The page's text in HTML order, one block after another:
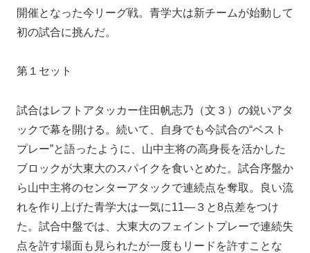
開催となった今リーグ戦。青学大は新チームが始動して
初の試合に挑んだ。
第１セット
試合はレフトアタッカー住田帆志乃（文３）の鋭いアタ
ックで幕を開ける。続いて、自身でも今試合の“ベスト
プレー”と語ったように、山中主将の高身長を活かした
ブロックが大東大のスパイクを食いとめた。試合序盤か
ら山中主将のセンターアタックで連続点を奪取。良い流
れを作り上げた青学大は一気に11―３と8点差をつけ
た。試合中盤では、大東大のフェイントプレーで連続失
点を許す場面も見られたが一度もリードを許すことな